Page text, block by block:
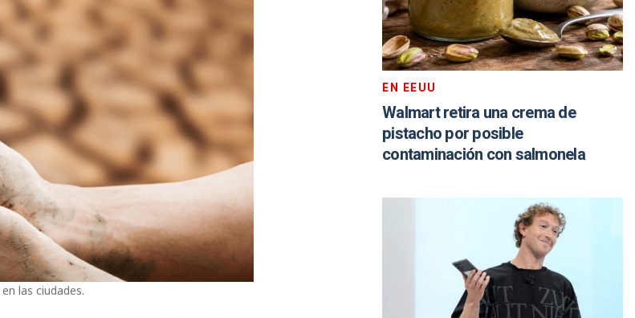
las ciudades.
EN EEUU
Walmart retira una crema de
pistacho por posible
contaminación con salmonela